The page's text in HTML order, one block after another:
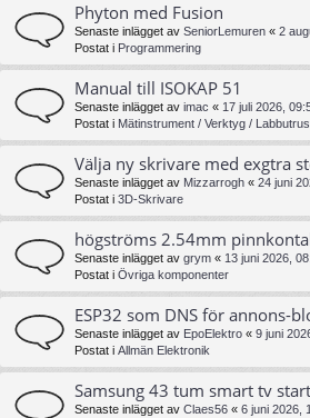
Phyton med Fusion
Senaste inlägget av SeniorLemuren « 2
Postat i Programmering
Manual till ISOKAP 51
Senaste inlägget av imac « 17 juli 2026,
Postat i Mätinstrument / Verktyg /
Välja ny skrivare med exgtra
Senaste inlägget av Mizzarrogh « 24 juni
Postat i 3D-Skrivare
högströms 2.54mm
Senaste inlägget av grym « 13 juni 2026,
Postat i Övriga komponenter
ESP32 som DNS för annons-
Senaste inlägget av EpoElektro « 9 juni
Postat i Allmän Elektronik
Samsung 43 tum smart tv
Senaste inlägget av Claes56 « 6 juni 2026,